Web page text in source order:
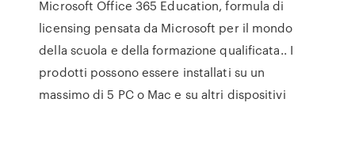
Microsoft Office 365 Education, formula di
licensing pensata da Microsoft per il mondo
della scuola e della formazione qualificata.. I
prodotti possono essere installati su un
massimo di 5 PC o Mac e su altri dispositivi